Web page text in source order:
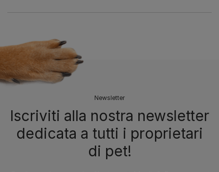
Newsletter
Iscriviti alla nostra newsletter
dedicata a tutti i proprietari
di pet!